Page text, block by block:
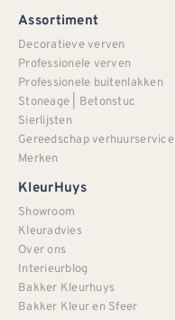
Assortiment
Decoratieve verven
Professionele verven
Professionele buitenlakken
Stoneage | Betonstuc
Sierlijsten
Gereedschap verhuurservice
Merken
KleurHuys
Showroom
Kleuradvies
Over ons
Interieurblog
Bakker Kleurhuys
Bakker Kleur en Sfeer